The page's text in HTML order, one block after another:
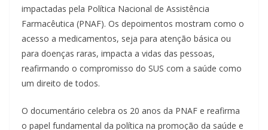
impactadas pela Política Nacional de Assistência
Farmacêutica (PNAF). Os depoimentos mostram como o
acesso a medicamentos, seja para atenção básica ou
para doenças raras, impacta a vidas das pessoas,
reafirmando o compromisso do SUS com a saúde como
um direito de todos.
O documentário celebra os 20 anos da PNAF e reafirma
o papel fundamental da política na promoção da saúde e